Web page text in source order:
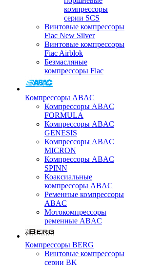
компрессоры
серии SCS
Винтовые компрессоры
Fiac New Silver
Винтовые компрессоры
Fiac Airblok
Безмасляные
компрессоры Fiac
Компрессоры ABAC
Компрессоры ABAC
FORMULA
Компрессоры ABAC
GENESIS
Компрессоры ABAC
MICRON
Компрессоры ABAC
SPINN
Коаксиальные
компрессоры ABAC
Ременные компрессоры
ABAC
Мотокомпрессоры
ременные ABAC
Компрессоры BERG
Винтовые компрессоры
серии BK